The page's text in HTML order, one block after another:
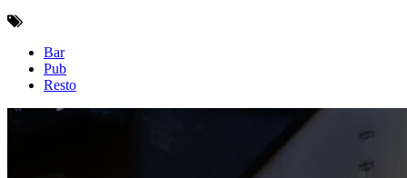
Bar
Pub
Resto